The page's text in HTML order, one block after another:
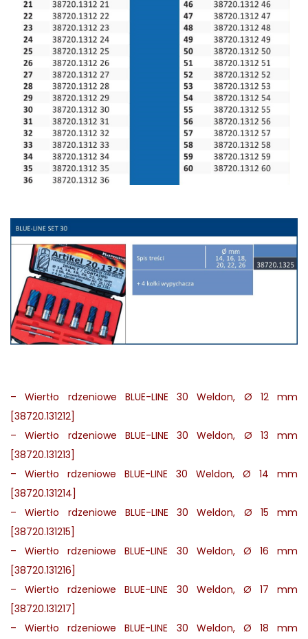
–Wiertło rdzeniowe BLUE-LINE 30 Weldon, Ø 12 mm
[38720.131212]
–Wiertło rdzeniowe BLUE-LINE 30 Weldon, Ø 13 mm
[38720.131213]
– Wiertło rdzeniowe BLUE-LINE 30 Weldon, Ø 14 mm
[38720.131214]
–Wiertło rdzeniowe BLUE-LINE 30 Weldon, Ø 15 mm
[38720.131215]
–Wiertło rdzeniowe BLUE-LINE 30 Weldon, Ø 16 mm
[38720.131216]
–Wiertło rdzeniowe BLUE-LINE 30 Weldon, Ø 17 mm
[38720.131217]
–Wiertło rdzeniowe BLUE-LINE 30 Weldon, Ø 18 mm